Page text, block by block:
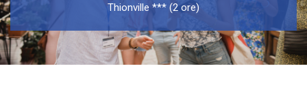
Thionville *** (2 ore)